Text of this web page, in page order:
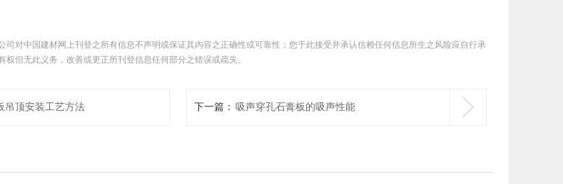
司对中国建材网上刊登之所有信息不声明或保证其内容之正确性或可靠性；您于此接受并承认信赖任何信息所生之风险应自行承
但无此义务，改善或更正所刊登信息任何部分之错误或疏失。
吊顶安装工艺方法 下一篇： 吸声穿孔石膏板的吸声性能 